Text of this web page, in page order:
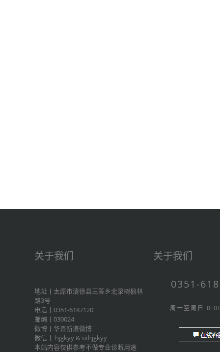
关于我们
地址丨太原市清徐县王答乡北录树枫林
路3号
电话丨0351-6187120
邮编丨030024
微博丨 华晋新浪微博
微信丨 hjgkyy & sxhjgkyy
本站内容仅供参考不做专业诊断用途
关于我们
0351-
周一至周日